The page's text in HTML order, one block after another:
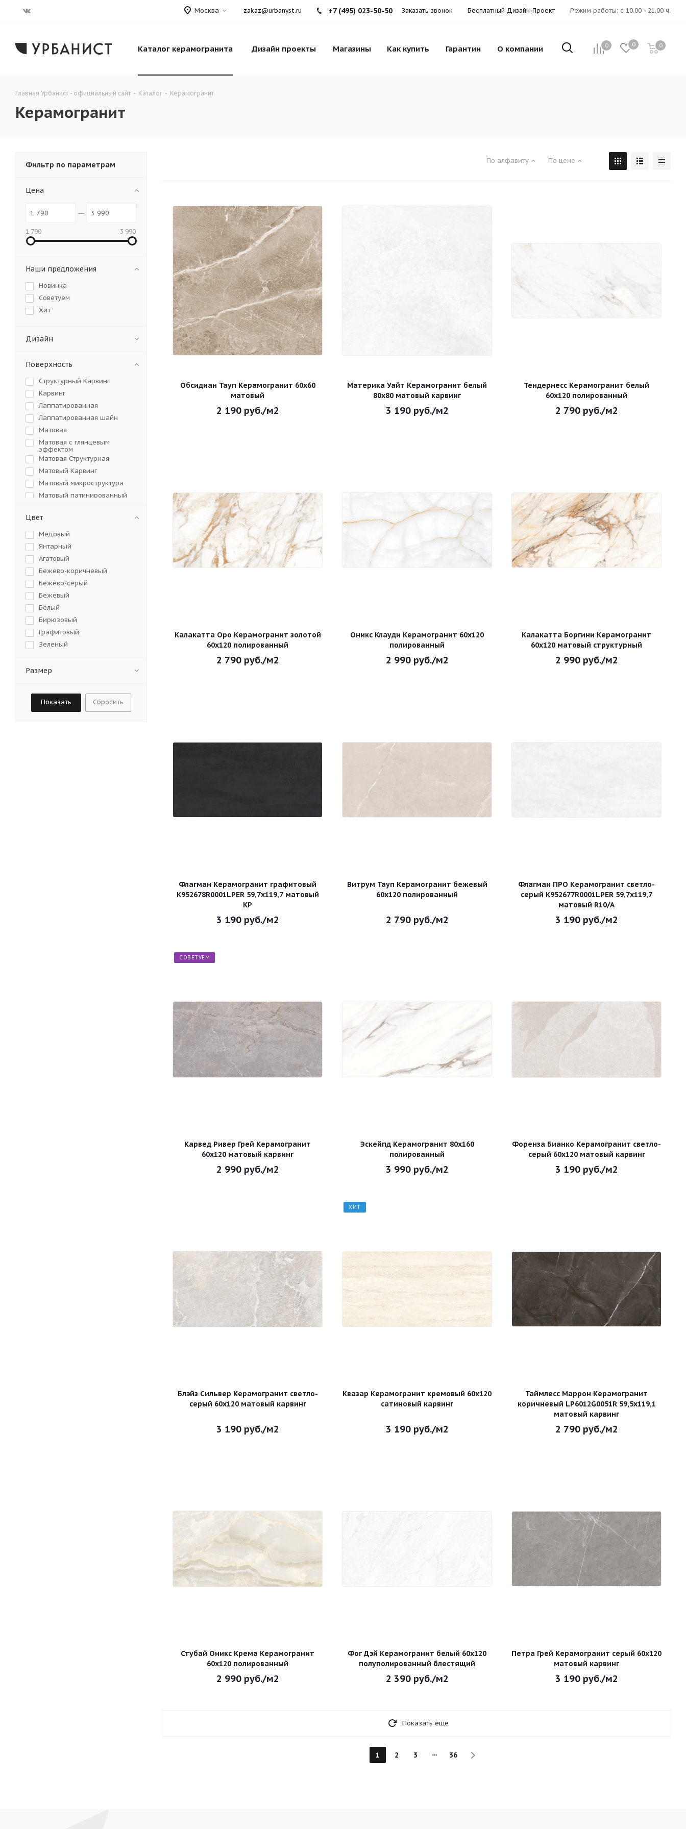
Режим работы: с 10.00 - 21.00 ч.
Бесплатный Дизайн-Проект
+7 (495) 023-50-50 Заказать звонок
Москва zakaz@urbanyst.ru
0 0 0
Каталог керамогранита Дизайн проекты Магазины Как купить Гарантии О компании
Главная Урбанист - официальный сайт - Каталог - Керамогранит
Керамогранит
По алфавиту По цене
Обсидиан Тауп Керамогранит 60х60
матовый
2 190руб./м2
Материка Уайт Керамогранит белый
80х80 матовый карвинг
3 190руб./м2
Тендернесс Керамогранит белый
60х120 полированный
2 790руб./м2
Калакатта Оро Керамогранит золотой
60х120 полированный
2 790руб./м2
Оникс Клауди Керамогранит 60х120
полированный
2 990руб./м2
Калакатта Боргини Керамогранит
60х120 матовый структурный
2 990руб./м2
Флагман Керамогранит графитовый
К952678R0001LPЕR 59,7х119,7 матовый
КР
3 190руб./м2
Витрум Тауп Керамогранит бежевый
60х120 полированный
2 790руб./м2
Флагман ПРО Керамогранит светло-
серый К952677R0001LPЕR 59,7х119,7
матовый R10/A
3 190руб./м2
СОВЕТУЕМ
Карвед Ривер Грей Керамогранит
60х120 матовый карвинг
2 990руб./м2
Эскейпд Керамогранит 80х160
полированный
3 990руб./м2
Форенза Бианко Керамогранит светло-
серый 60х120 матовый карвинг
3 190руб./м2
Блэйз Сильвер Керамогранит светло-
серый 60х120 матовый карвинг
3 190руб./м2
ХИТ
Квазар Керамогранит кремовый 60х120
сатиновый карвинг
3 190руб./м2
Таймлесс Маррон Керамогранит
коричневый LP6012G0051R 59,5х119,1
матовый карвинг
2 790руб./м2
Стубай Оникс Крема Керамогранит
60х120 полированный
2 990руб./м2
Фог Дэй Керамогранит белый 60х120
полуполированный блестящий
2 390руб./м2
Петра Грей Керамогранит серый 60х120
матовый карвинг
3 190руб./м2
Показать еще
1 2 3 36
Фильтр по параметрам
Цена
1 790 3 990
Наши предложения
Новинка
Советуем
Хит
Дизайн
Поверхность
Cтруктурный Карвинг
Карвинг
Лаппатированная
Лаппатированная шайн
Матовая
Матовая с глянцевым
эффектом
Матовая Структурная
Матовый Карвинг
Матовый микроструктура
Матовый патинированный
Полированная
Полированный
матированный
Противоскользящая
Противоскользящая
структурная
Сатинированная
Цвет
Медовый
Янтарный
Агатовый
Бежево-коричневый
Бежево-серый
Бежевый
Белый
Бирюзовый
Графитовый
Зеленый
Коричневый
Орех
Песочный
Размер
Сбросить